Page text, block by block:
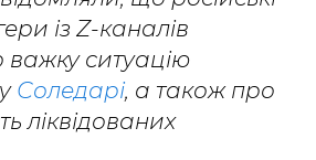
із Z-каналів
важку ситуацію
Соледарі, а також про
ліквідованих